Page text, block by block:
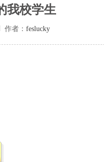
我校学生
作者： feslucky